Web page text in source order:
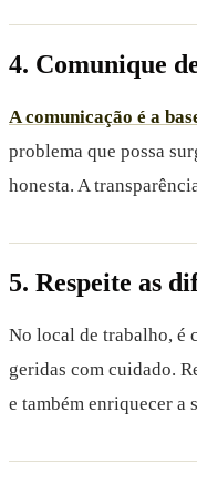
4. Comunique
A comunicação é a
problema que possa
honesta. A
5. Respeite as
No local de trabalho, é
geridas com cuidado.
e também enriquecer a